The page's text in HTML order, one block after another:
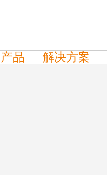
产品 解决方案
自动机器学习